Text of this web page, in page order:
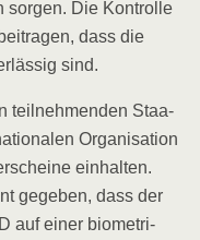
sor­gen. Die Kon­trol­le
dass die
sind.
teil­neh­men­den Staa­
Orga­ni­sa­ti­on
ein­hal­ten.
gege­ben, dass der
auf einer bio­me­tri­